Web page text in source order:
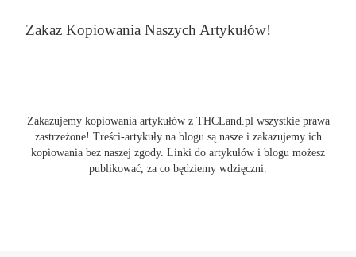
Zakaz Kopiowania Naszych Artykułów!
Zakazujemy kopiowania artykułów z THCLand.pl wszystkie prawa
zastrzeżone! Treści-artykuły na blogu są nasze i zakazujemy ich
kopiowania bez naszej zgody. Linki do artykułów i blogu możesz
publikować, za co będziemy wdzięczni.